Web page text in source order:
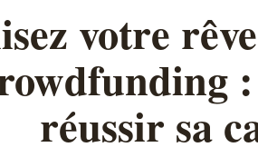
votre
réussir sa